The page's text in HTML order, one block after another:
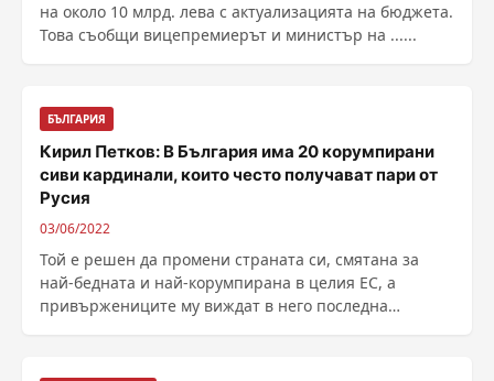
на около 10 млрд. лева с актуализацията на бюджета.
Това съобщи вицепремиерът и министър на ......
БЪЛГАРИЯ
Кирил Петков: В България има 20 корумпирани
сиви кардинали, които често получават пари от
Русия
03/06/2022
Той е решен да промени страната си, смятана за
най-бедната и най-корумпирана в целия ЕС, а
привържениците му виждат в него последна